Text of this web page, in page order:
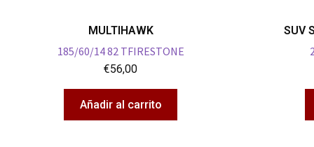
MULTIHAWK
185/60/14 82 TFIRESTONE
€56,00
Añadir al carrito
SUV